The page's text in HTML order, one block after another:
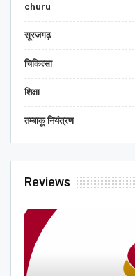
churu
सूरजगढ़
चिकित्सा
शिक्षा
तम्बाकू नियंत्रण
Reviews